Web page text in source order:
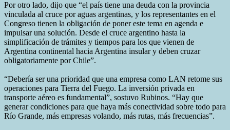
Por otro lado, dijo que “el país tiene una deuda con la provincia
vinculada al cruce por aguas argentinas, y los representantes en el
Congreso tienen la obligación de poner este tema en agenda e
impulsar una solución. Desde el cruce argentino hasta la
simplificación de trámites y tiempos para los que vienen de
Argentina continental hacia Argentina insular y deben cruzar
obligatoriamente por Chile”.
“Debería ser una prioridad que una empresa como LAN retome sus
operaciones para Tierra del Fuego. La inversión privada en
transporte aéreo es fundamental”, sostuvo Rubinos. “Hay que
generar condiciones para que haya más conectividad sobre todo para
Río Grande, más empresas volando, más rutas, más frecuencias”.